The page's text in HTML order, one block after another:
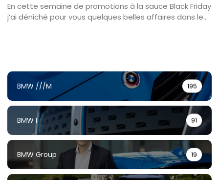
En cette semaine de promotions à la sauce Black Friday
j’ai déniché pour vous quelques belles affaires dans le...
BMW ///M 195
BMW I 91
BMW Group 19